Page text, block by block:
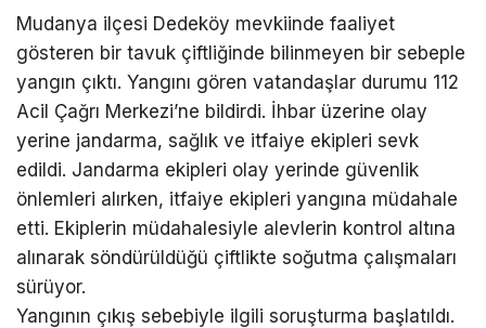
Mudanya ilçesi Dedeköy mevkiinde faaliyet
gösteren bir tavuk çiftliğinde bilinmeyen bir sebeple
yangın çıktı. Yangını gören vatandaşlar durumu 112
Acil Çağrı Merkezi’ne bildirdi. İhbar üzerine olay
yerine jandarma, sağlık ve itfaiye ekipleri sevk
edildi. Jandarma ekipleri olay yerinde güvenlik
önlemleri alırken, itfaiye ekipleri yangına müdahale
etti. Ekiplerin müdahalesiyle alevlerin kontrol altına
alınarak söndürüldüğü çiftlikte soğutma çalışmaları
sürüyor.
Yangının çıkış sebebiyle ilgili soruşturma başlatıldı.